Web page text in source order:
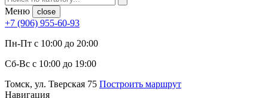
Меню close
+7 (906) 955-60-93
Пн-Пт с 10:00 до 20:00
Сб-Вс с 10:00 до 19:00
Томск, ул. Тверская 75 Построить маршрут
Навигация